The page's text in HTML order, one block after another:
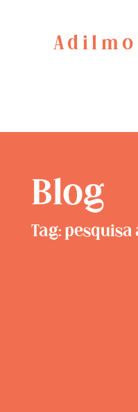
Blog
Tag: